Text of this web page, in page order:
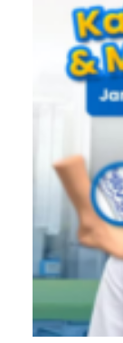
July 28, 2026